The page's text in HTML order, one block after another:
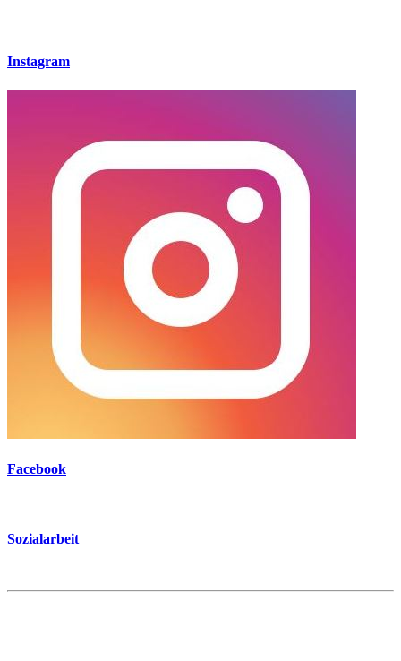
Instagram
Facebook
Sozialarbeit